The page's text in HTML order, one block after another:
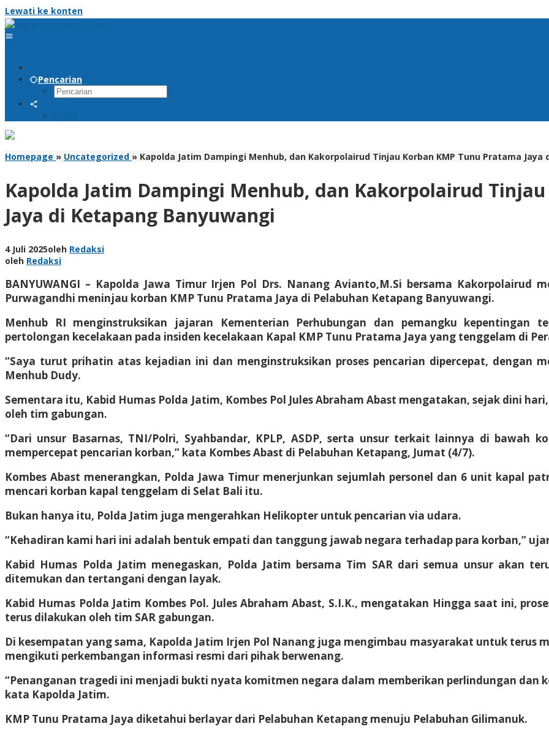
Lewati ke konten
Pencarian
Homepage » Uncategorized » Kapolda Jatim Dampingi Menhub, dan Kakorpolairud Tinjau Korban KMP Tunu Pratama
Kapolda Jatim Dampingi Menhub, dan Kakorpolairud
Jaya di Ketapang Banyuwangi
4 Juli 2025oleh Redaksi
oleh Redaksi
BANYUWANGI – Kapolda Jawa Timur Irjen Pol Drs. Nanang Avianto,M.Si bersama Kakorpolairud
Purwagandhi meninjau korban KMP Tunu Pratama Jaya di Pelabuhan Ketapang Banyuwangi.
Menhub RI menginstruksikan jajaran Kementerian Perhubungan dan pemangku kepentingan
pertolongan kecelakaan pada insiden kecelakaan Kapal KMP Tunu Pratama Jaya yang tenggelam di
“Saya turut prihatin atas kejadian ini dan menginstruksikan proses pencarian dipercepat, dengan
Menhub Dudy.
Sementara itu, Kabid Humas Polda Jatim, Kombes Pol Jules Abraham Abast mengatakan, sejak dini
oleh tim gabungan.
“Dari unsur Basarnas, TNI/Polri, Syahbandar, KPLP, ASDP, serta unsur terkait lainnya di bawah
mempercepat pencarian korban,” kata Kombes Abast di Pelabuhan Ketapang, Jumat (4/7).
Kombes Abast menerangkan, Polda Jawa Timur menerjunkan sejumlah personel dan 6 unit kapal
mencari korban kapal tenggelam di Selat Bali itu.
Bukan hanya itu, Polda Jatim juga mengerahkan Helikopter untuk pencarian via udara.
“Kehadiran kami hari ini adalah bentuk empati dan tanggung jawab negara terhadap para korban,”
Kabid Humas Polda Jatim menegaskan, Polda Jatim bersama Tim SAR dari semua unsur akan
ditemukan dan tertangani dengan layak.
Kabid Humas Polda Jatim Kombes Pol. Jules Abraham Abast, S.I.K., mengatakan Hingga saat ini,
terus dilakukan oleh tim SAR gabungan.
Di kesempatan yang sama, Kapolda Jatim Irjen Pol Nanang juga mengimbau masyarakat untuk terus
mengikuti perkembangan informasi resmi dari pihak berwenang.
“Penanganan tragedi ini menjadi bukti nyata komitmen negara dalam memberikan perlindungan dan
kata Kapolda Jatim.
KMP Tunu Pratama Jaya diketahui berlayar dari Pelabuhan Ketapang menuju Pelabuhan Gilimanuk.